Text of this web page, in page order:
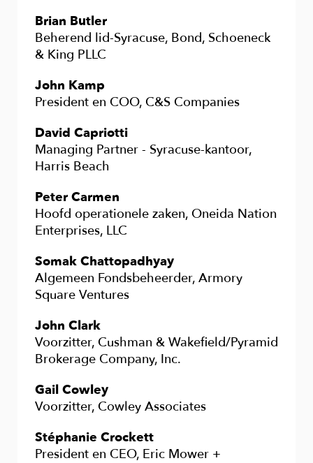
Brian Butler
Beherend lid-Syracuse, Bond, Schoeneck
& King PLLC
John Kamp
President en COO, C&S Companies
David Capriotti
Managing Partner - Syracuse-kantoor,
Harris Beach
Peter Carmen
Hoofd operationele zaken, Oneida Nation
Enterprises, LLC
Somak Chattopadhyay
Algemeen Fondsbeheerder, Armory
Square Ventures
John Clark
Voorzitter, Cushman & Wakefield/Pyramid
Brokerage Company, Inc.
Gail Cowley
Voorzitter, Cowley Associates
Stéphanie Crockett
President en CEO, Eric Mower +